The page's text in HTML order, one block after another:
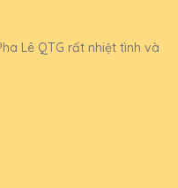
Lê QTG rất nhiệt tình và